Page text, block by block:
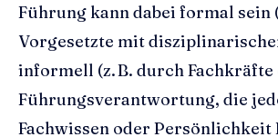
Führung kann dabei formal sein
Vorgesetzte mit
informell (z. B. durch Fachkräfte
Führungsverantwortung, die
Fachwissen oder Persönlichkeit